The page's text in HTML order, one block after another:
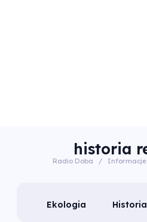
historia
Radio Doba / Informacje
Ekologia Historia